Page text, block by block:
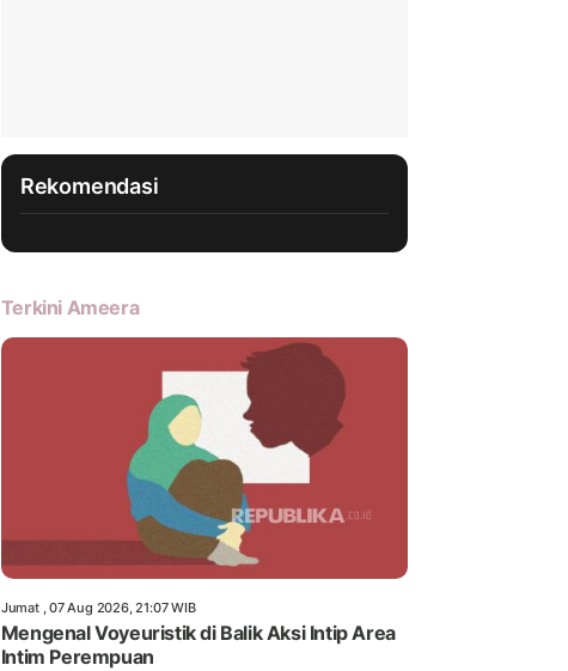
Rekomendasi
Terkini Ameera
Jumat , 07 Aug 2026, 21:07 WIB
Mengenal Voyeuristik di Balik Aksi Intip Area
Intim Perempuan